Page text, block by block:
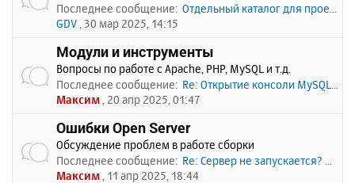
Последнее сообщение: Отдельный каталог для проекто…
GDV , 30 мар 2025, 14:15
Модули и инструменты
Вопросы по работе с Apache, PHP, MySQL и т.д.
Последнее сообщение: Re: Открытие консоли MySQL по…
Максим , 20 апр 2025, 01:47
Ошибки Open Server
Обсуждение проблем в работе сборки
Последнее сообщение: Re: Сервер не запускается? Пи…
Максим , 11 апр 2025, 18:44